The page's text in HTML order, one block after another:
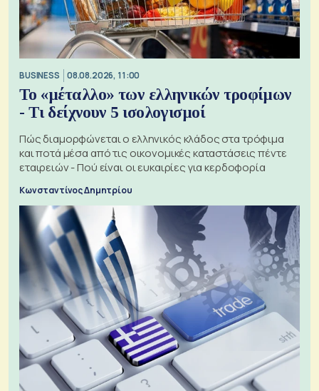
BUSINESS 08.08.2026, 11:00
Το «μέταλλο» των ελληνικών τροφίμων
- Τι δείχνουν 5 ισολογισμοί
Πώς διαμορφώνεται ο ελληνικός κλάδος στα τρόφιμα
και ποτά μέσα από τις οικονομικές καταστάσεις πέντε
εταιρειών - Πού είναι οι ευκαιρίες για κερδοφορία
Κωνσταντίνος Δημητρίου